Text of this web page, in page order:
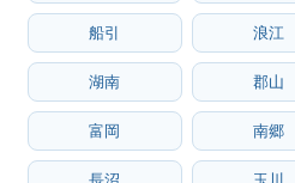
船引 浪江
湖南 郡山
富岡 南郷